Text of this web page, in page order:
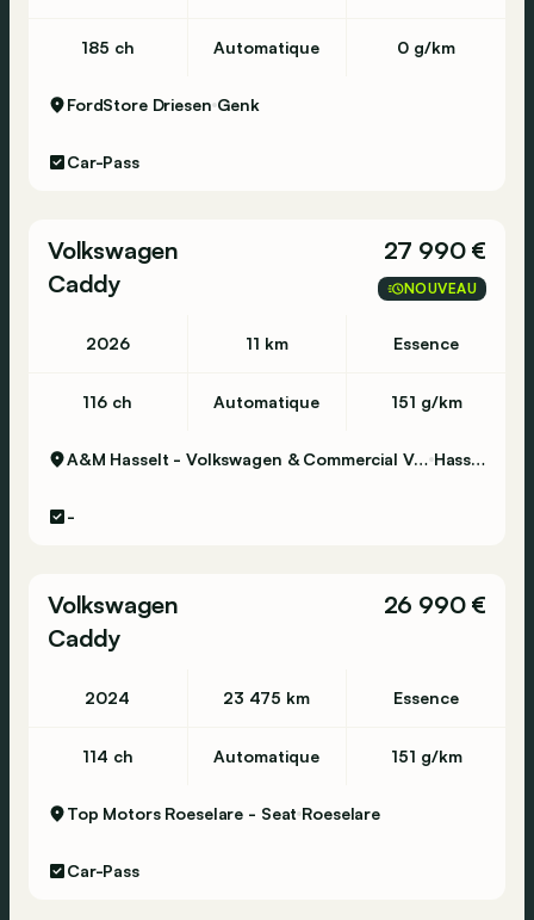
185 ch Automatique 0 g/km
FordStore Driesen Genk
Car-Pass
Volkswagen
Caddy
27 990 €
NOUVEAU
2026 11 km Essence
116 ch Automatique 151 g/km
A&M Hasselt - Volkswagen & Commercial Vehicles Hasselt
-
Volkswagen
Caddy
26 990 €
2024 23 475 km Essence
114 ch Automatique 151 g/km
Top Motors Roeselare - Seat Roeselare
Car-Pass